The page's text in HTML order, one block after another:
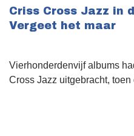
Criss Cross Jazz in
Vergeet het maar
Vierhonderdenvijf albums
Cross Jazz uitgebracht, toen